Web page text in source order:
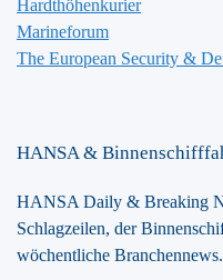
Hardthöhenkurier
Marineforum
The European Security &
HANSA &
HANSA Daily & Breaking
Schlagzeilen, der
wöchentliche Branchennews.